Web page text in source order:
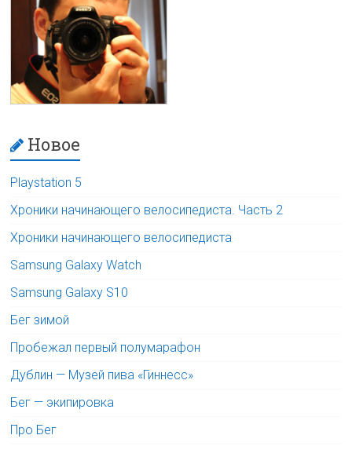
Новое
Playstation 5
Хроники начинающего велосипедиста. Часть 2
Хроники начинающего велосипедиста
Samsung Galaxy Watch
Samsung Galaxy S10
Бег зимой
Пробежал первый полумарафон
Дублин — Музей пива «Гиннесс»
Бег — экипировка
Про Бег